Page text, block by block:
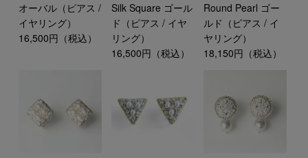
オーバル（ピアス /
イヤリング）
16,500円（税込）
Silk Square ゴール
ド（ピアス / イヤ
リング）
16,500円（税込）
Round Pearl ゴー
ルド（ピアス / イ
ヤリング）
18,150円（税込）